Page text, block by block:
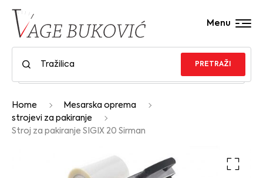
PRETRAŽI
Menu
Home
Mesarska oprema
strojevi za pakiranje
Stroj za pakiranje SIGIX 20 Sirman